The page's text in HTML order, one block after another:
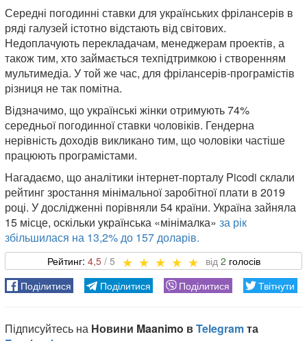
Середні погодинні ставки для українських фрілансерів в
ряді галузей істотно відстають від світових.
Недоплачують перекладачам, менеджерам проектів, а
також тим, хто займається техпідтримкою і створенням
мультимедіа. У той же час, для фрілансерів-програмістів
різниця не так помітна.
Відзначимо, що українські жінки отримують 74%
середньої погодинної ставки чоловіків. Гендерна
нерівність доходів викликано тим, що чоловіки частіше
працюють програмістами.
Нагадаємо, що аналітики інтернет-порталу Picodi склали
рейтинг зростання мінімальної заробітної плати в 2019
році. У дослідженні порівняли 54 країни. Україна зайняла
15 місце, оскільки українська «мінімалка» за рік
збільшилася на 13,2% до 157 доларів.
4,5 2